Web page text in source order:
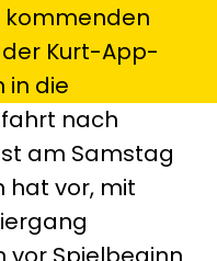
kommenden
Kurt-App-
in die
nach
am Samstag
hat vor, mit